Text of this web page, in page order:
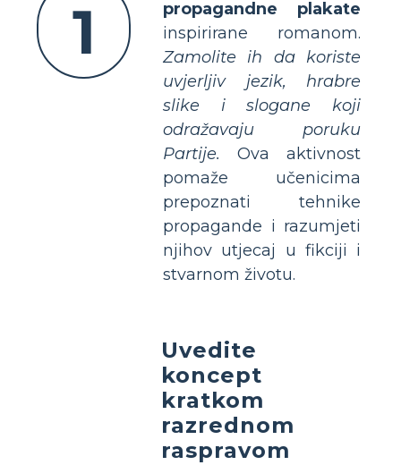
1
propagandne plakate
inspirirane romanom.
Zamolite ih da koriste
uvjerljiv jezik, hrabre
slike i slogane koji
odražavaju poruku
Partije. Ova aktivnost
pomaže učenicima
prepoznati tehnike
propagande i razumjeti
njihov utjecaj u fikciji i
stvarnom životu.
Uvedite
koncept
kratkom
razrednom
raspravom